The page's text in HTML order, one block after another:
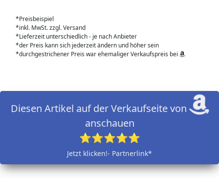
*Preisbeispiel
*inkl. MwSt. zzgl. Versand
*Lieferzeit unterschiedlich - je nach Anbieter
*der Preis kann sich jederzeit ändern und höher sein
*durchgestrichener Preis war ehemaliger Verkaufspreis bei
Diesen Artikel auf der Verkaufseite von
anschauen
⭐⭐⭐⭐⭐
Jetzt klicken!- Partnerlink*